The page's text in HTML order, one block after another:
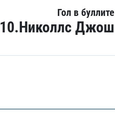
Гол в буллите
10.Николлс Джош